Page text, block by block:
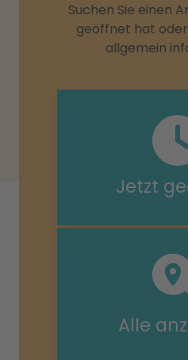
Suchen Sie einen
geöffnet hat
allgemein
Jetzt
Alle